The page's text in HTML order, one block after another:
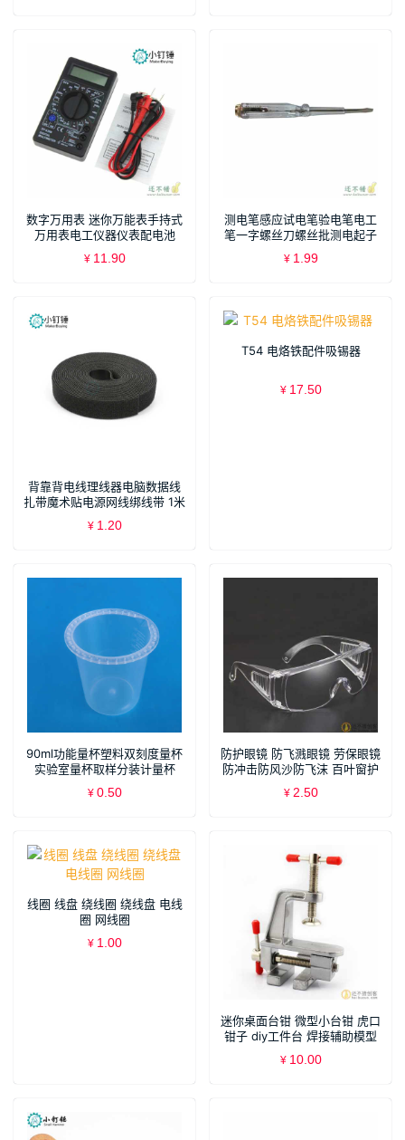
数字万用表 迷你万能表手持式
万用表电工仪器仪表配电池
¥ 11.90
测电笔感应试电笔验电笔电工
笔一字螺丝刀螺丝批测电起子
家用
¥ 1.99
背靠背电线理线器电脑数据线
扎带魔术贴电源网线绑线带 1米
价格
¥ 1.20
T54 电烙铁配件吸锡器
¥ 17.50
90ml功能量杯塑料双刻度量杯
实验室量杯取样分装计量杯
¥ 0.50
防护眼镜 防飞溅眼镜 劳保眼镜
防冲击防风沙防飞沫 百叶窗护
目镜
¥ 2.50
线圈 线盘 绕线圈 绕线盘 电线
圈 网线圈
¥ 1.00
迷你桌面台钳 微型小台钳 虎口
钳子 diy工件台 焊接辅助模型
工具
¥ 10.00